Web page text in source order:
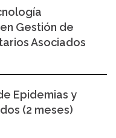
Gestión de
Asociados
Epidemias y
(2 meses)